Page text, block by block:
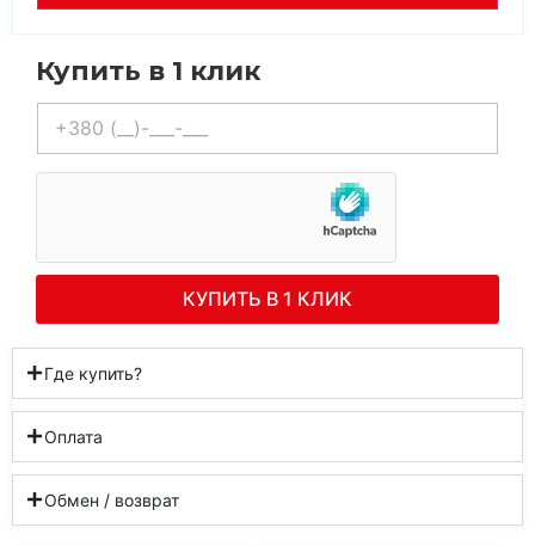
Купить в 1 клик
Телефон*
КУПИТЬ В 1 КЛИК
Где купить?
Оплата
Обмен / возврат